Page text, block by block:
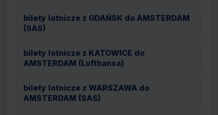
bilety lotnicze z GDAŃSK do AMSTERDAM
(SAS)
bilety lotnicze z KATOWICE do
AMSTERDAM (Lufthansa)
bilety lotnicze z WARSZAWA do
AMSTERDAM (SAS)